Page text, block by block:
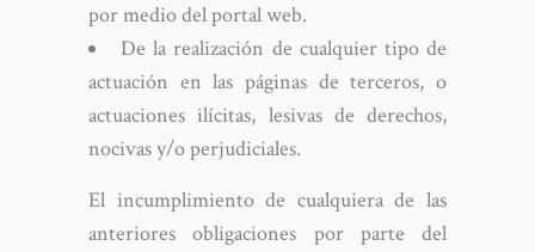
por medio del portal web.
De la realización de cualquier tipo de
actuación en las páginas de terceros, o
actuaciones ilícitas, lesivas de derechos,
nocivas y/o perjudiciales.
El incumplimiento de cualquiera de las
anteriores obligaciones por parte del